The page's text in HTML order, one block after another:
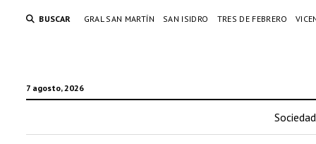
BUSCAR GRAL SAN MARTÍN SAN ISIDRO TRES DE FEBRERO
7 agosto, 2026
Sociedad